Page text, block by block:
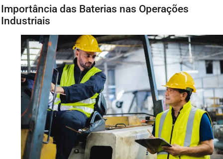
Importância das Baterias nas Operações
Industriais